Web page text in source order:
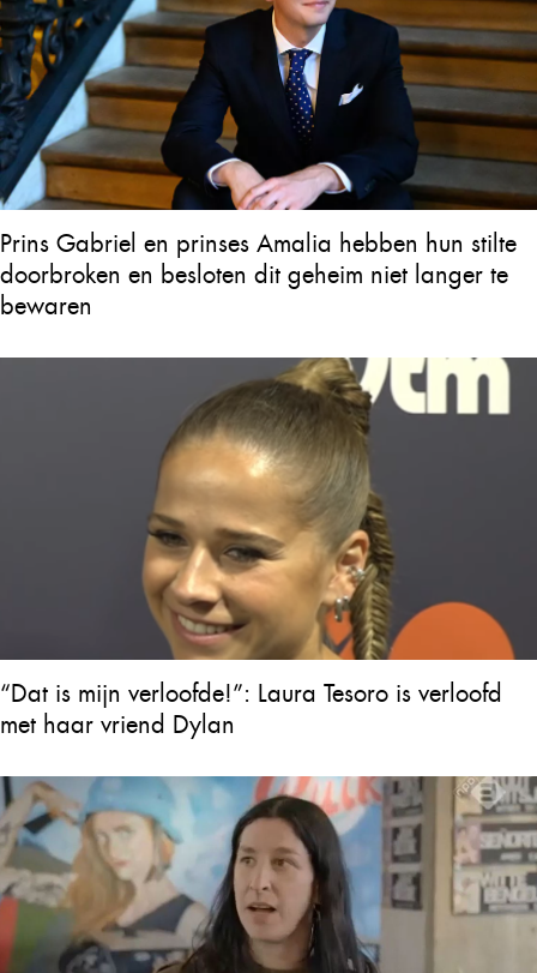
Prins Gabriel en prinses Amalia hebben hun stilte
doorbroken en besloten dit geheim niet langer te
bewaren
“Dat is mijn verloofde!”: Laura Tesoro is verloofd
met haar vriend Dylan